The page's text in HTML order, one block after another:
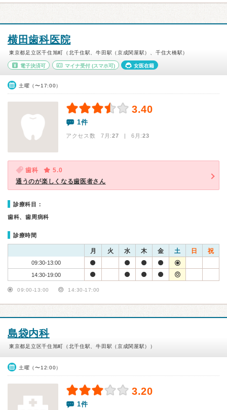
横田歯科医院
東京都足立区千住旭町（北千住駅、牛田駅（京成関屋駅）、千住大橋駅）
電子決済可 マイナ受付(スマホ可) 女医在籍
土曜（〜17:00）
3.40
1件
アクセス数 7月:27 | 6月:23
歯科
5.0
通うのが楽しくなる歯医者さん
診療科目：
歯科、歯周病科
診療時間
月 火 水 木 金 土 日 祝
09:30-13:00
14:30-19:00
09:00-13:00 14:30-17:00
島袋内科
東京都足立区千住旭町（北千住駅、牛田駅（京成関屋駅））
土曜（〜12:00）
3.20
1件